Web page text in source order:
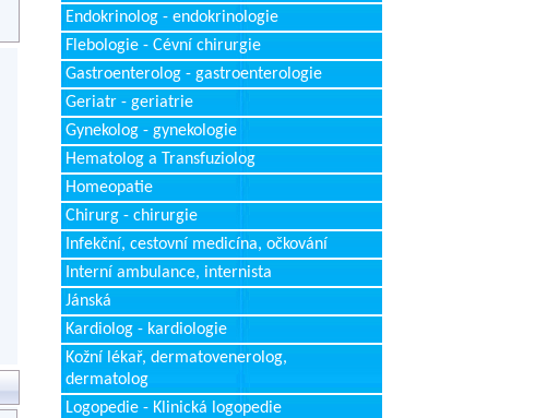
Endokrinolog - endokrinologie
Flebologie - Cévní chirurgie
Gastroenterolog - gastroenterologie
Geriatr - geriatrie
Gynekolog - gynekologie
Hematolog a Transfuziolog
Homeopatie
Chirurg - chirurgie
Infekční, cestovní medicína, očkování
Interní ambulance, internista
Jánská
Kardiolog - kardiologie
Kožní lékař, dermatovenerolog,
dermatolog
Logopedie - Klinická logopedie